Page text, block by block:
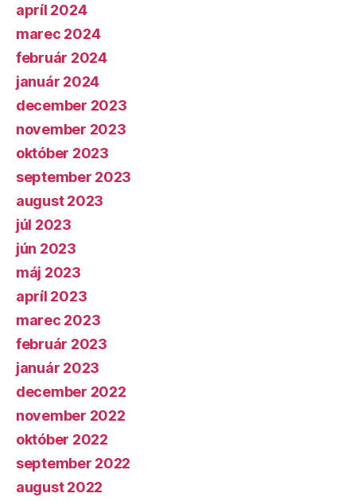
apríl 2024
marec 2024
február 2024
január 2024
december 2023
november 2023
október 2023
september 2023
august 2023
júl 2023
jún 2023
máj 2023
apríl 2023
marec 2023
február 2023
január 2023
december 2022
november 2022
október 2022
september 2022
august 2022